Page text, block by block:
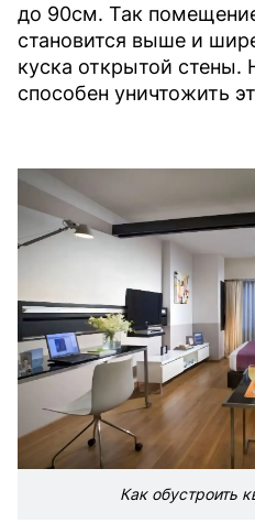
до 90см. Так
становится выше и
куска открытой стены.
способен уничтожить
Как обустроить